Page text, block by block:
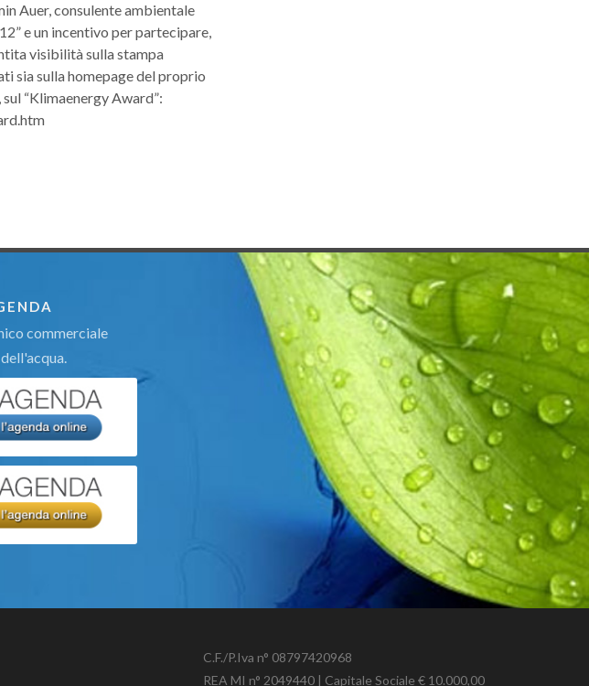
Auer, consulente ambientale
e un incentivo per partecipare,
visibilità sulla stampa
sia sulla homepage del proprio
“Klimaenergy Award”:
commerciale
C.F./P.Iva n° 08797420968
REA MI n° 2049440 | Capitale Sociale € 10.000,00